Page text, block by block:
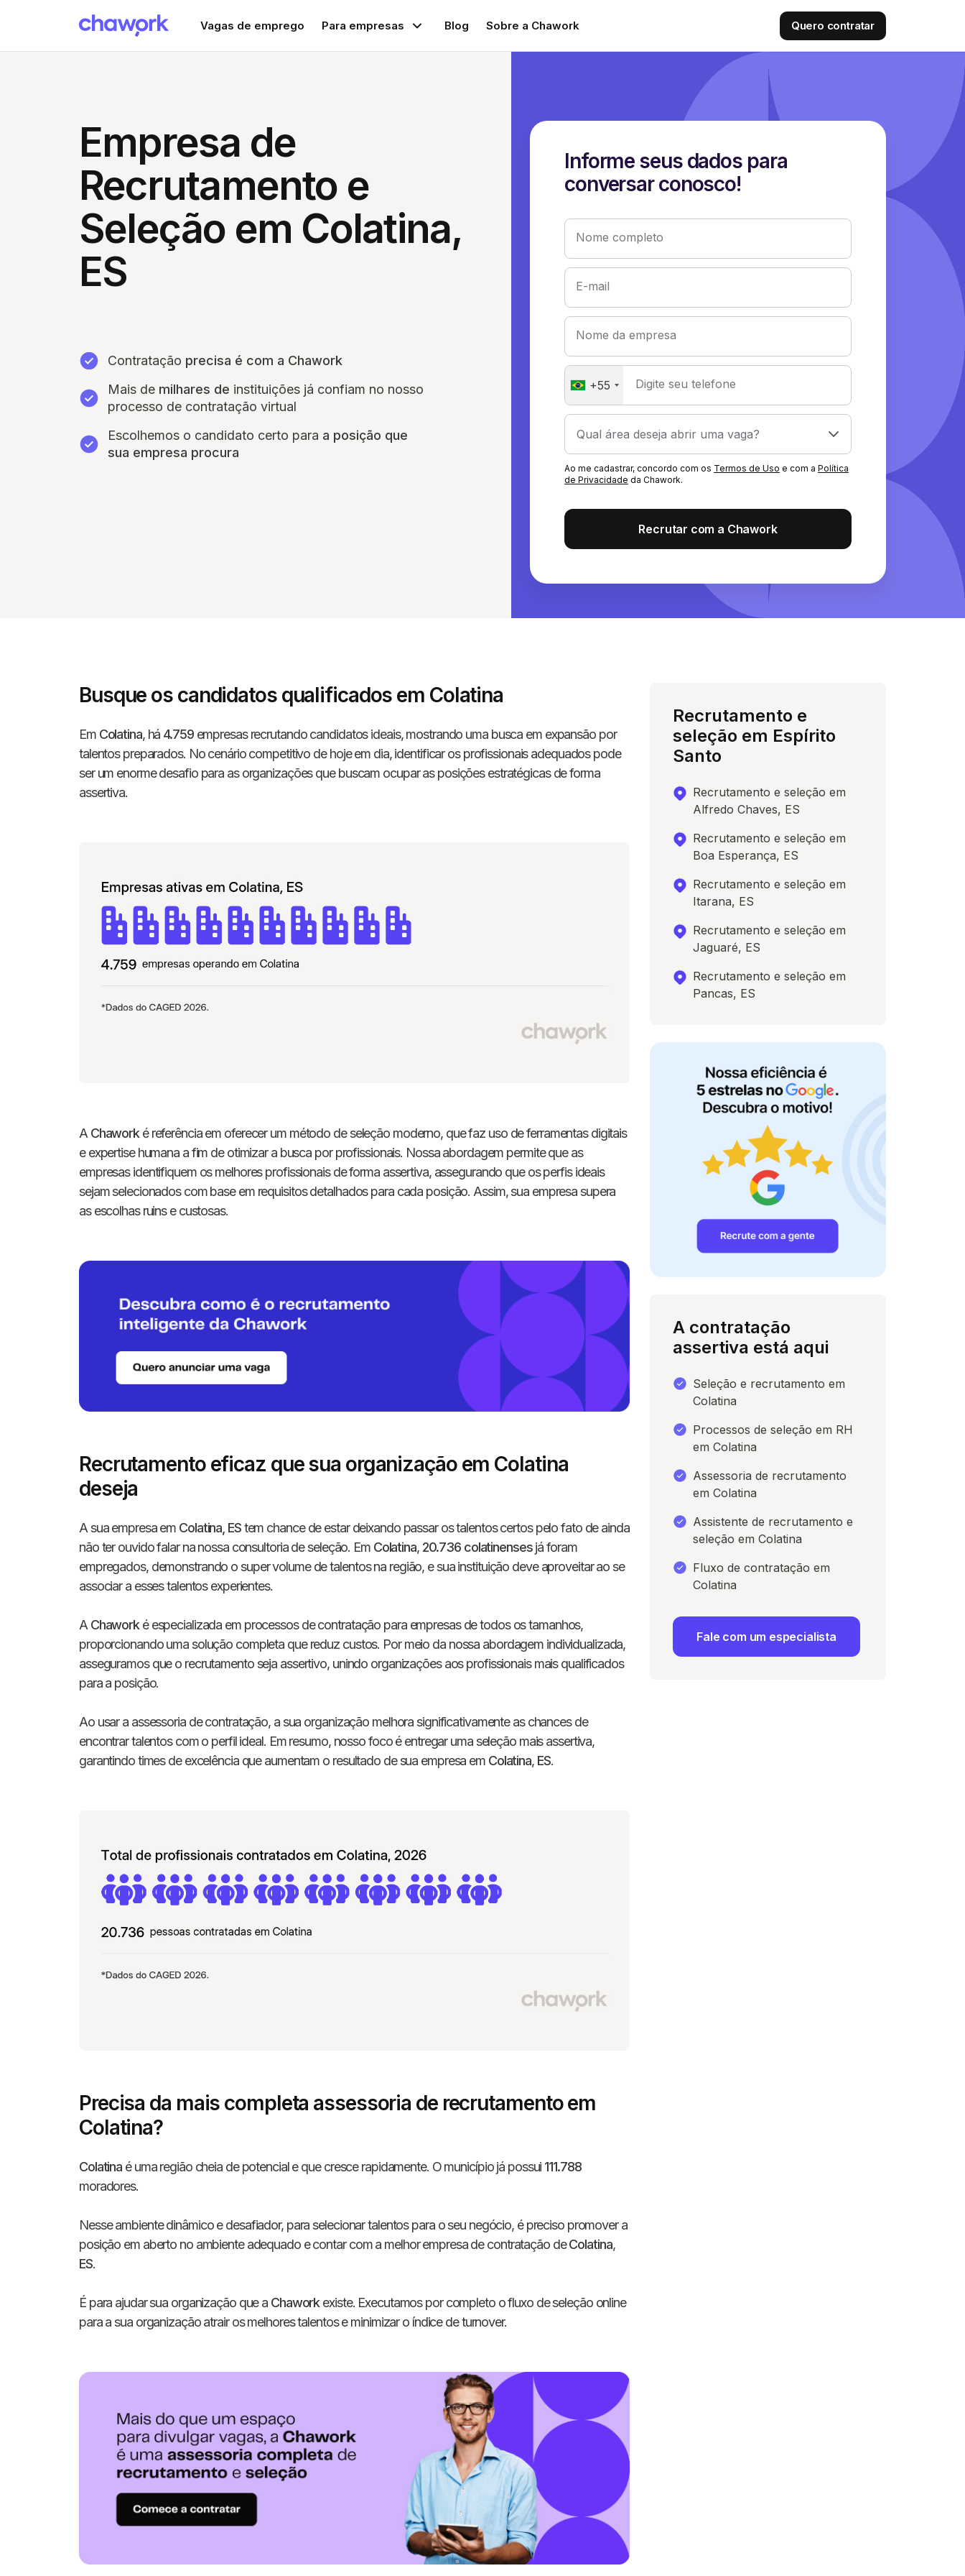
Vagas de emprego Para empresas Blog Sobre a Chawork Quero contratar
Empresa de
Recrutamento e
Seleção em Colatina,
ES
Contratação precisa é com a Chawork
Mais de milhares de instituições já confiam no nosso
processo de contratação virtual
Escolhemos o candidato certo para a posição que
sua empresa procura
Informe seus dados para
conversar conosco!
Nome completo
E-mail
Nome da empresa
+55 Digite seu telefone
Ao me cadastrar, concordo com os Termos de Uso e com a Política
de Privacidade da Chawork.
Recrutar com a Chawork
Busque os candidatos qualificados em Colatina
Em Colatina, há 4.759empresas recrutando candidatos ideais, mostrando uma busca em expansão por
talentos preparados. No cenário competitivo de hoje em dia, identificar os profissionais adequados pode
ser um enorme desafio para as organizações que buscam ocupar as posições estratégicas de forma
assertiva.
A Chawork é referência em oferecer um método de seleção moderno, que faz uso de ferramentas digitais
e expertise humana a fim de otimizar a busca por profissionais. Nossa abordagem permite que as
empresas identifiquem os melhores profissionais de forma assertiva, assegurando que os perfis ideais
sejam selecionados com base em requisitos detalhados para cada posição. Assim, sua empresa supera
as escolhas ruins e custosas.
Recrutamento eficaz que sua organização em Colatina
deseja
A sua empresa em Colatina, EStem chance de estar deixando passar os talentos certos pelo fato de ainda
não ter ouvido falar na nossa consultoria de seleção. Em Colatina, 20.736 colatinensesjá foram
empregados, demonstrando o super volume de talentos na região, e sua instituição deve aproveitar ao se
associar a esses talentos experientes.
A Chawork é especializada em processos de contratação para empresas de todos os tamanhos,
proporcionando uma solução completa que reduz custos. Por meio da nossa abordagem individualizada,
asseguramos que o recrutamento seja assertivo, unindo organizações aos profissionais mais qualificados
para a posição.
Ao usar a assessoria de contratação, a sua organização melhora significativamente as chances de
encontrar talentos com o perfil ideal. Em resumo, nosso foco é entregar uma seleção mais assertiva,
garantindo times de excelência que aumentam o resultado de sua empresa em Colatina, ES.
Precisa da mais completa assessoria de recrutamento em
Colatina?
Colatina é uma região cheia de potencial e que cresce rapidamente. O município já possui 111.788
moradores.
Nesse ambiente dinâmico e desafiador, para selecionar talentos para o seu negócio, é preciso promover a
posição em aberto no ambiente adequado e contar com a melhor empresa de contratação deColatina,
ES.
É para ajudar sua organização que a Chaworkexiste. Executamos por completo o fluxo de seleção online
para a sua organização atrair os melhores talentos e minimizar o índice de turnover.
Recrutamento e
seleção em Espírito
Santo
Recrutamento e seleção em
Alfredo Chaves, ES
Recrutamento e seleção em
Boa Esperança, ES
Recrutamento e seleção em
Itarana, ES
Recrutamento e seleção em
Jaguaré, ES
Recrutamento e seleção em
Pancas, ES
A contratação
assertiva está aqui
Seleção e recrutamento em
Colatina
Processos de seleção em RH
em Colatina
Assessoria de recrutamento
em Colatina
Assistente de recrutamento e
seleção em Colatina
Fluxo de contratação em
Colatina
Fale com um especialista
Informe seus dados para conversar
Nome completo
Nome da empresa